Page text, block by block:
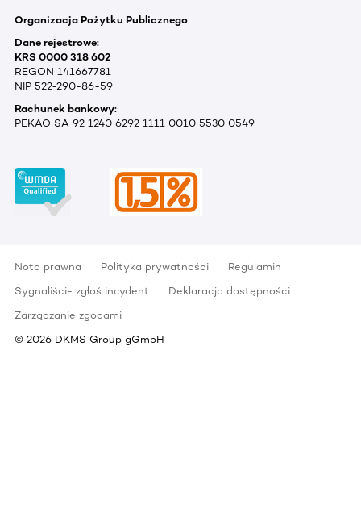
Organizacja Pożytku Publicznego
Dane rejestrowe:
KRS 0000 318 602
REGON 141667781
NIP 522-290-86-59
Rachunek bankowy:
PEKAO SA 92 1240 6292 1111 0010 5530 0549
Nota prawna Polityka prywatności
Regulamin
Sygnaliści- zgłoś incydent
Deklaracja dostępności
Zarządzanie zgodami
© 2026 DKMS Group gGmbH